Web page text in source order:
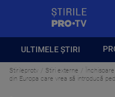
ULTIMELE ȘTIRI
Stirileprotv Stiri externe
din Europa care vrea să introducă